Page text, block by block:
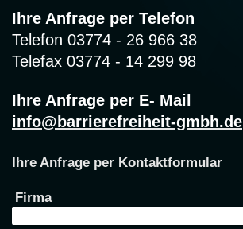
Ihre Anfrage per Telefon
Telefon 03774 - 26 966 38
Telefax 03774 - 14 299 98
Ihre Anfrage per E- Mail
info@barrierefreiheit-gmbh.de
Ihre Anfrage per Kontaktformular
Firma